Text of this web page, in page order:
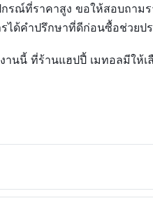
รณ์ที่ราคาสูง ขอให้สอบถาม
ได้คำปรึกษาที่ดีก่อนซื้อช่วยป
นนี้ ที่ร้านแฮปปี้ เมทอลมีให้